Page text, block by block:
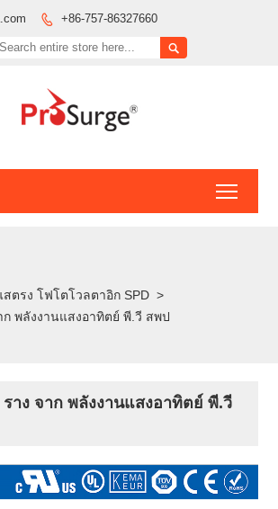
 +86-757-86327660

สตรง โฟโตโวลตาอิก SPD >
ก พลังงานแสงอาทิตย์ พี.วี สพป
าง จาก พลังงานแสงอาทิตย์ พี.วี